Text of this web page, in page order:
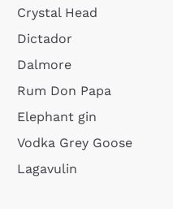
Crystal Head
Dictador
Dalmore
Rum Don Papa
Elephant gin
Vodka Grey Goose
Lagavulin